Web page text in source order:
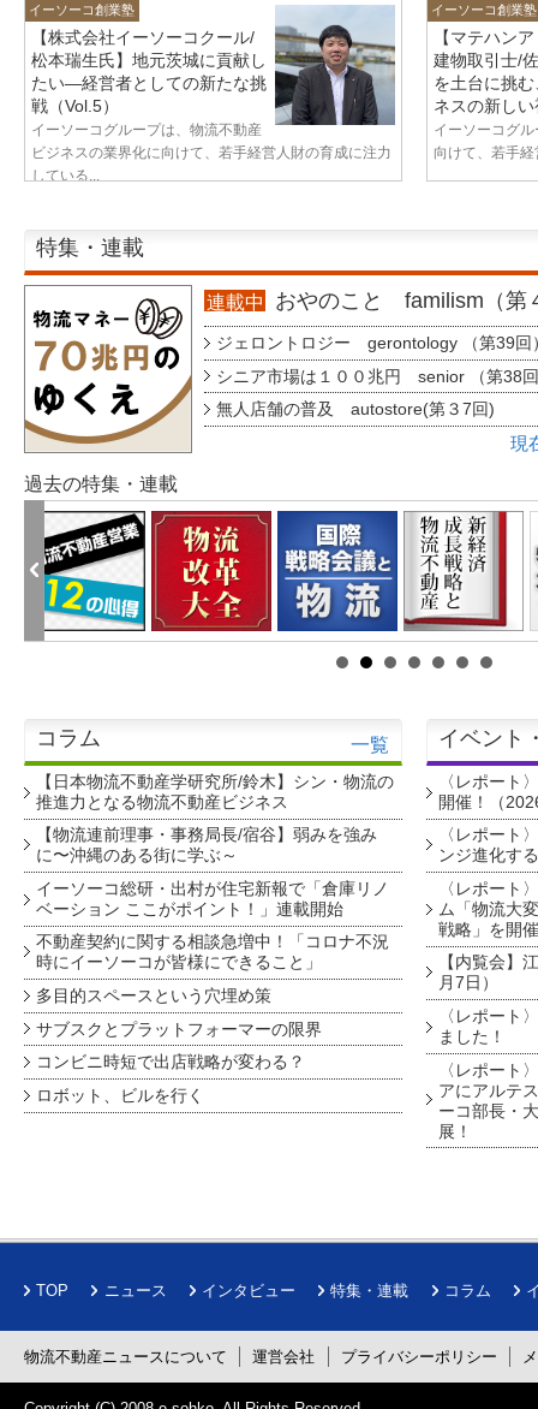
イーソーコ創業塾
【株式会社イーソーコクール/
松本瑞生氏】地元茨城に貢献し
たい—経営者としての新たな挑
戦（Vol.5）
イーソーコグループは、物流不動産
ビジネスの業界化に向けて、若手経営人財の育成に注力
している...
イーソーコ創業塾
【マテハン
建物取引士/
を土台に挑
ネスの新し
イーソーコグ
向けて、若手
特集・連載
連載中 おやのこと familism（第
ジェロントロジー gerontology （第39回
シニア市場は１００兆円 senior （第38
無人店舗の普及 autostore(第３7回)
現
過去の特集・連載
コラム 一覧
【日本物流不動産学研究所/鈴木】シン・物流の
推進力となる物流不動産ビジネス
【物流連前理事・事務局長/宿谷】弱みを強み
に〜沖縄のある街に学ぶ～
イーソーコ総研・出村が住宅新報で「倉庫リノ
ベーション ここがポイント！」連載開始
不動産契約に関する相談急増中！「コロナ不況
時にイーソーコが皆様にできること」
多目的スペースという穴埋め策
サブスクとプラットフォーマーの限界
コンビニ時短で出店戦略が変わる？
ロボット、ビルを行く
イベント
〈レポート
開催！（
〈レポート
ンジ進化す
〈レポート
ム「物流大
戦略」を開
【内覧会】
月7日）
〈レポート
ました！
〈レポート
アにアルテ
ーコ部長・
展！
TOP ニュース インタビュー 特集・連載 コラム
物流不動産ニュースについて 運営会社 プライバシーポリシー